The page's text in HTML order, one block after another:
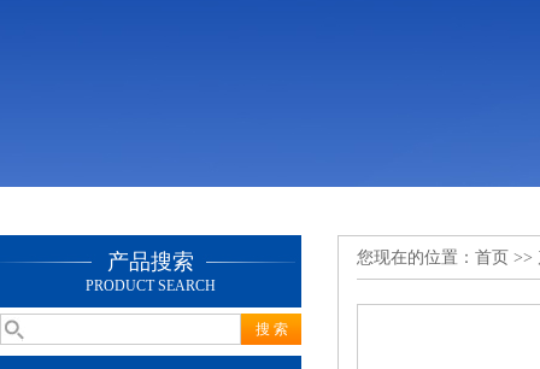
产品搜索
PRODUCT SEARCH
您现在的位置： 首页 >>